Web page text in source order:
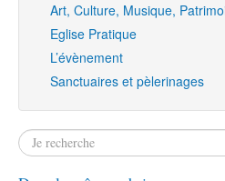
Art, Culture, Musique,
Eglise Pratique
L’évènement
Sanctuaires et pèlerinages